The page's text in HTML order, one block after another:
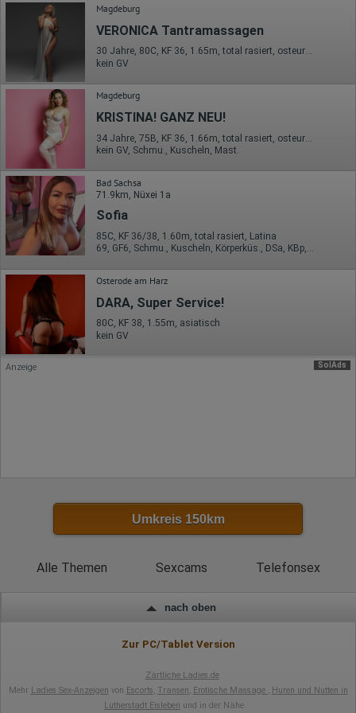
zusammengeführt.
Erhobene Informationen zum Besucherverhalten sind folgende:
Herkunft (Land und Stadt)
Sprache
Betriebssystem
Gerät (PC, Tablet-PC oder Smartphone)
Browser und alle verwendeten Add-ons
Auflösung des Computers
Besucherquelle (Facebook, Suchmaschine oder
verweisende Webseite)
Welche Dateien wurden heruntergeladen?
Welche Videos angeschaut?
Wurden Werbebanner angeklickt?
Wohin ging der Besucher? Klickte er auf weitere Seiten des
Portals oder hat er sie komplett verlassen?
Wie lange blieb der Besucher?
Ort der Verarbeitung:
Hotjar
Wir nutzen Hotjar als Webanalysedient. Es wird verwendet, um
Daten über das Benutzerverhalten zu sammeln. Hotjar kann
auch im Rahmen von Umfragen und Feedbackfunktionen, die
auf unserer Website eingebunden sind, von Ihnen bereitgestellte
Informationen verarbeiten.
Bildschirmauflösung
Sprachinformationen
Gerätebestriebssystem
Antworten auf Umfragen
Rechtliche Grundlage der Verarbeitung
Magdeburg
VERONICA Tantramassagen
30 Jahre, 80C, KF 36, 1.65m, total rasiert, osteuropäisch
kein GV
Magdeburg
KRISTINA! GANZ NEU!
kein GV, Schmu., Kuscheln, Mast.
Bad Sachsa
71.9km, Nüxei 1a
Sofia
85C, KF 36/38, 1.60m, total rasiert, Latina
69, GF6, Schmu., Kuscheln, Körperküs., DSa, KBp, Mast.
Osterode am Harz
DARA, Super Service!
80C, KF 38, 1.55m, asiatisch
kein GV
SolAds
Anzeige
Umkreis 150km
Alle Themen Sexcams Telefonsex
nach oben
Zur PC/Tablet Version
Zärtliche Ladies.de
Mehr Ladies Sex-Anzeigen von Escorts, Transen, Erotische Massage , Huren und Nutten in
Lutherstadt Eisleben und in der Nähe